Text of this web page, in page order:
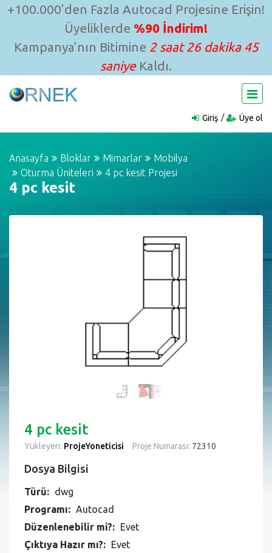
+100.000'den Fazla Autocad Projesine Erişin!
Üyeliklerde %90 İndirim!
Kampanya'nın Bitimine 2 saat 26 dakika 45
saniyeKaldı.
Giriş Üye ol
Anasayfa Bloklar Mimarlar
Mobilya
Oturma Üniteleri
4 pc kesit Projesi
4 pc kesit
4 pc kesit
Yükleyen: ProjeYoneticisi Proje Numarası: 72310
Dosya Bilgisi
Türü: dwg
Programı: Autocad
Düzenlenebilir mi?: Evet
Çıktıya Hazır mı?: Evet